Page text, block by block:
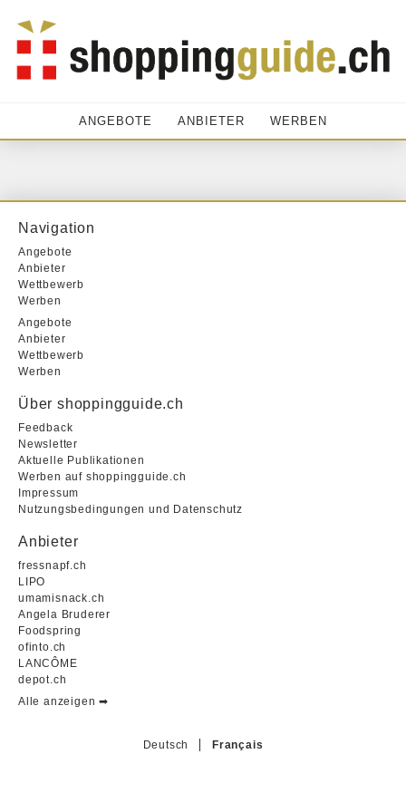
ANGEBOTE ANBIETER WERBEN
Navigation
Angebote
Anbieter
Wettbewerb
Werben
Angebote
Anbieter
Wettbewerb
Werben
Über shoppingguide.ch
Feedback
Newsletter
Aktuelle Publikationen
Werben auf shoppingguide.ch
Impressum
Nutzungsbedingungen und Datenschutz
Anbieter
fressnapf.ch
LIPO
umamisnack.ch
Angela Bruderer
Foodspring
ofinto.ch
LANCÔME
depot.ch
Alle anzeigen ➡︎
Deutsch Français